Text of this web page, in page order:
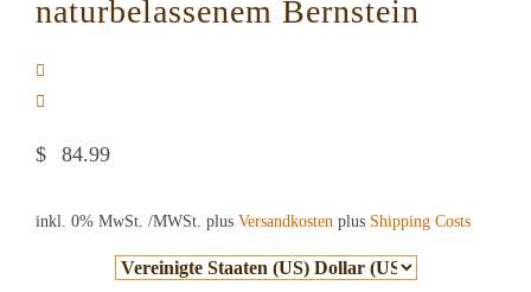
naturbelassenem Bernstein
$ 84.99
inkl. 0% MwSt. /MWSt. plus Versandkosten plus Shipping Costs